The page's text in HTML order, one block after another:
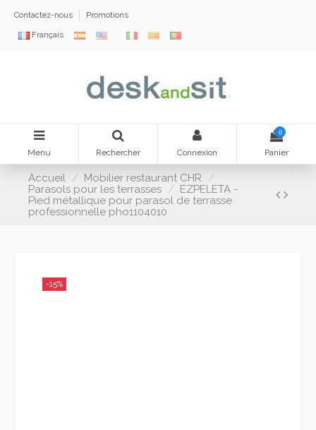
Contactez-nous Promotions
Français
Menu Rechercher Connexion
0
Panier
Accueil
Mobilier restaurant CHR
Parasols pour les terrasses
EZPELETA -
Pied métallique pour parasol de terrasse
professionnelle pho1104010
-15%